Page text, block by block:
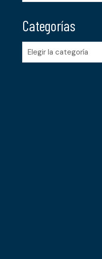
Categorías
Categorías